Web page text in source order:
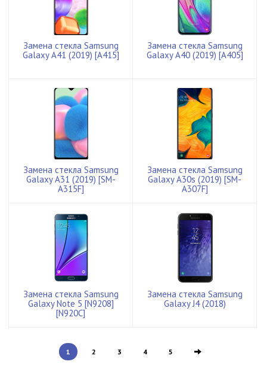
Замена стекла Samsung
Galaxy A41 (2019) [A415]
Замена стекла Samsung
Galaxy A40 (2019) [A405]
Замена стекла Samsung
Galaxy A31 (2019) [SM-
A315F]
Замена стекла Samsung
Galaxy A30s (2019) [SM-
A307F]
Замена стекла Samsung
Galaxy Note 5 [N9208]
[N920C]
Замена стекла Samsung
Galaxy J4 (2018)
1 2 3 4 5